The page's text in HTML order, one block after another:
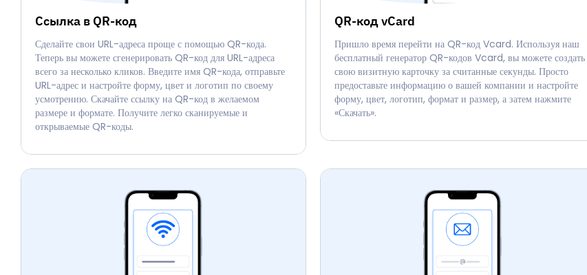
Ссылка в QR-код
Сделайте свои URL-адреса проще с помощью QR-кода.
Теперь вы можете сгенерировать QR-код для URL-адреса
всего за несколько кликов. Введите имя QR-кода, отправьте
URL-адрес и настройте форму, цвет и логотип по своему
усмотрению. Скачайте ссылку на QR-код в желаемом
размере и формате. Получите легко сканируемые и
открываемые QR-коды.
QR-код vCard
Пришло время перейти на QR-код Vcard. Используя наш
бесплатный генератор QR-кодов Vcard, вы можете создать
свою визитную карточку за считанные секунды. Просто
предоставьте информацию о вашей компании и настройте
форму, цвет, логотип, формат и размер, а затем нажмите
«Скачать».